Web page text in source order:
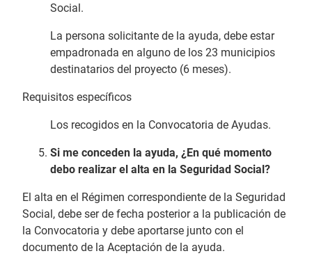
Social.
La persona solicitante de la ayuda, debe estar
empadronada en alguno de los 23 municipios
destinatarios del proyecto (6 meses).
Requisitos específicos
Los recogidos en la Convocatoria de Ayudas.
Si me conceden la ayuda, ¿En qué momento
debo realizar el alta en la Seguridad Social?
El alta en el Régimen correspondiente de la Seguridad
Social, debe ser de fecha posterior a la publicación de
la Convocatoria y debe aportarse junto con el
documento de la Aceptación de la ayuda.